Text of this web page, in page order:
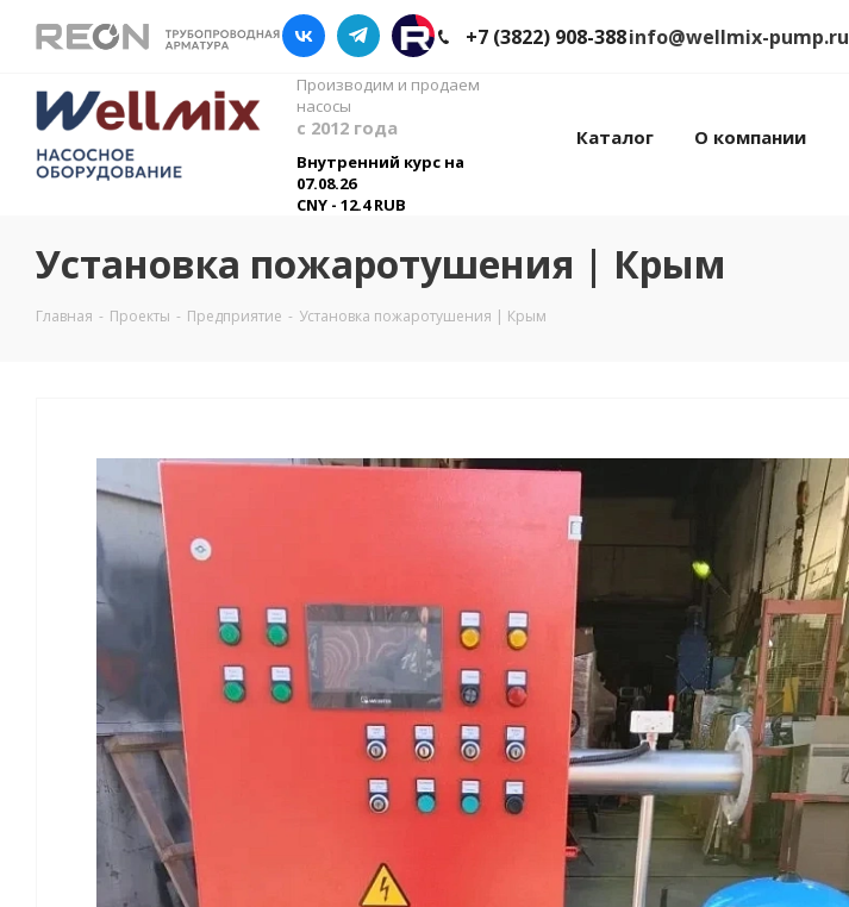
+7 (3822) 908-388info@wellmix-pump.ru
Производим и продаем
насосы
с 2012 года
Внутренний курс на
07.08.26
CNY - 12.4 RUB
Каталог О компании
Установка пожаротушения | Крым
Главная - Проекты - Предприятие - Установка пожаротушения | Крым